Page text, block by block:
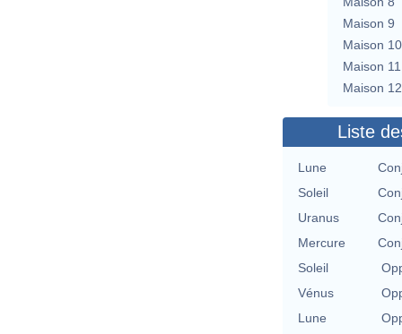
Maison 9
Maison 10
Maison 11
Maison 12
Liste
Lune
Soleil
Uranus
Mercure
Soleil
Vénus
Lune